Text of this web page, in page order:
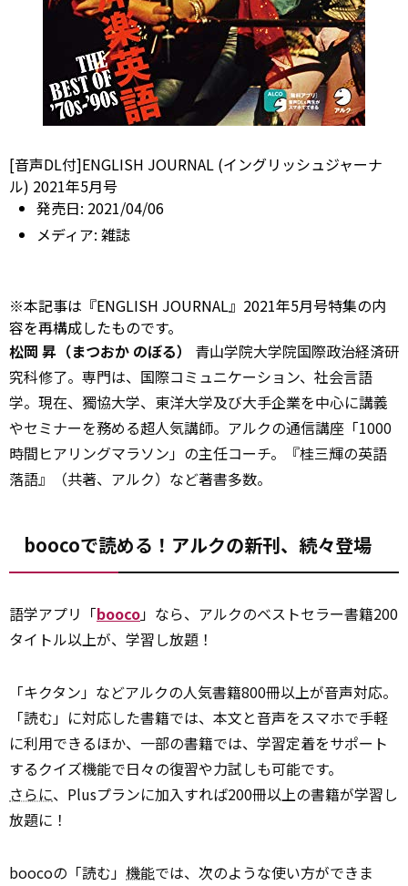
[音声DL付]ENGLISH JOURNAL (イングリッシュジャーナ
ル) 2021年5月号
発売日: 2021/04/06
メディア: 雑誌
※本記事は『ENGLISH JOURNAL』2021年5月号特集の内
容を再構成したものです。
松岡 昇（まつおか のぼる）
青山学院大学院国際政治経済研
究科修了。専門は、国際コミュニケーション、社会言語
学。現在、獨協大学、東洋大学及び大手企業を中心に講義
やセミナーを務める超人気講師。アルクの通信講座「1000
時間ヒアリングマラソン」の主任コーチ。『桂三輝の英語
落語』（共著、アルク）など著書多数。
boocoで読める！アルクの新刊、続々登場
語学アプリ「booco」なら、アルクのベストセラー書籍200
タイトル以上が、学習し放題！
「キクタン」などアルクの人気書籍800冊以上が音声対応。
「読む」に対応した書籍では、本文と音声をスマホで手軽
に利用できるほか、一部の書籍では、学習定着をサポート
するクイズ機能で日々の復習や力試しも可能です。
さらに、Plusプランに加入すれば200冊以上の書籍が学習し
放題に！
boocoの「読む」 機能では、次のような使い方ができま